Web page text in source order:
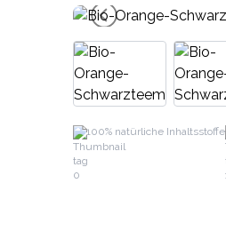
100% natürliche Inhaltsstoffe